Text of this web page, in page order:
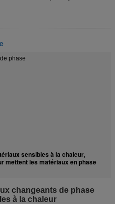
phase
sensibles à la chaleur,
mettent les matériaux en phase
changeants de phase
à la chaleur